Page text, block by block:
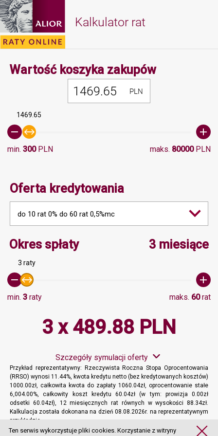
Kalkulator rat
Wartość koszyka zakupówMinimalna
PLN
1469.65
min. 300PLN maks. 80000PLN
Oferta kredytowania
do 10 rat 0% do 60 rat 0,5%mc
Okres spłatyMinimalna wartość 3,
3 miesiące
3 raty
min. 3 raty maks. 60rat
3 x 489.88 PLN
Szczegóły symulacji oferty
Przykład reprezentatywny: Rzeczywista Roczna Stopa Oprocentowania
(RRSO) wynosi 11.44%, kwota kredytu netto (bez kredytowanych kosztów)
1000.00zł, całkowita kwota do zapłaty 1060.04zł, oprocentowanie stałe
6,004.00%, całkowity koszt kredytu 60.04zł (w tym: prowizja 0.00zł
odsetki 60.04zł), 12 miesięcznych rat równych w wysokości 88.34zł.
Kalkulacja została dokonana na dzień 08.08.2026r. na reprezentatywnym
przykładzie.
Więcej informacji
Ten serwis wykorzystuje pliki cookies. Korzystanie z witryny